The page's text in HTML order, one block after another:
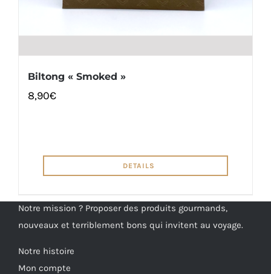
Biltong « Smoked »
8,90€
DETAILS
Notre mission ? Proposer des produits gourmands,
nouveaux et terriblement bons qui invitent au voyage.
Notre histoire
Mon compte